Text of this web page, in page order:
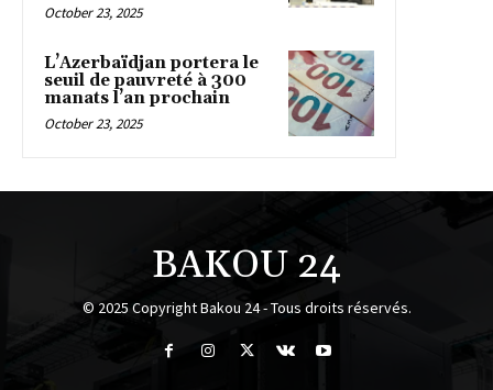
October 23, 2025
L’Azerbaïdjan portera le
seuil de pauvreté à 300
manats l’an prochain
October 23, 2025
BAKOU 24
© 2025 Copyright Bakou 24 - Tous droits réservés.